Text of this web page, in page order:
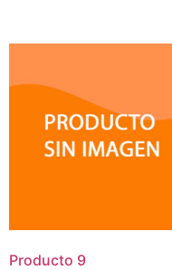
Producto 9